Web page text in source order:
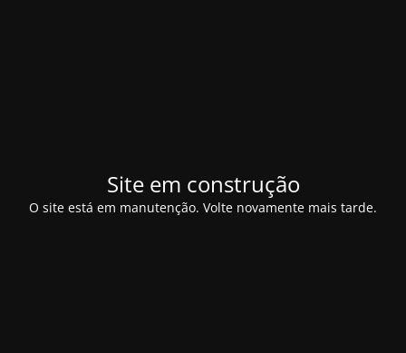
Site em construção
O site está em manutenção. Volte novamente mais tarde.